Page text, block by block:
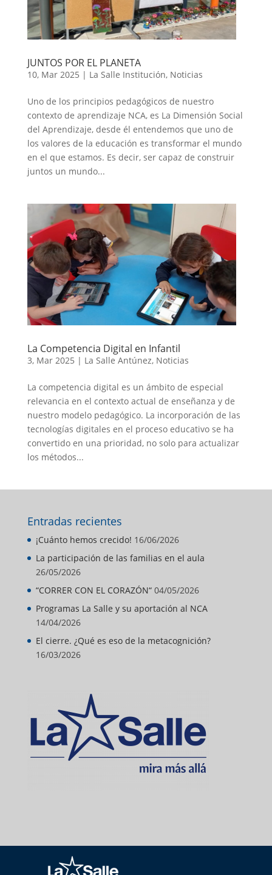
JUNTOS POR EL PLANETA
10, Mar 2025 | La Salle Institución, Noticias
Uno de los principios pedagógicos de nuestro
contexto de aprendizaje NCA, es La Dimensión Social
del Aprendizaje, desde él entendemos que uno de
los valores de la educación es transformar el mundo
en el que estamos. Es decir, ser capaz de construir
juntos un mundo...
La Competencia Digital en Infantil
3, Mar 2025 | La Salle Antúnez, Noticias
La competencia digital es un ámbito de especial
relevancia en el contexto actual de enseñanza y de
nuestro modelo pedagógico. La incorporación de las
tecnologías digitales en el proceso educativo se ha
convertido en una prioridad, no solo para actualizar
los métodos...
Entradas recientes
¡Cuánto hemos crecido! 16/06/2026
La participación de las familias en el aula
26/05/2026
“CORRER CON EL CORAZÓN“ 04/05/2026
Programas La Salle y su aportación al NCA
14/04/2026
El cierre. ¿Qué es eso de la metacognición?
16/03/2026